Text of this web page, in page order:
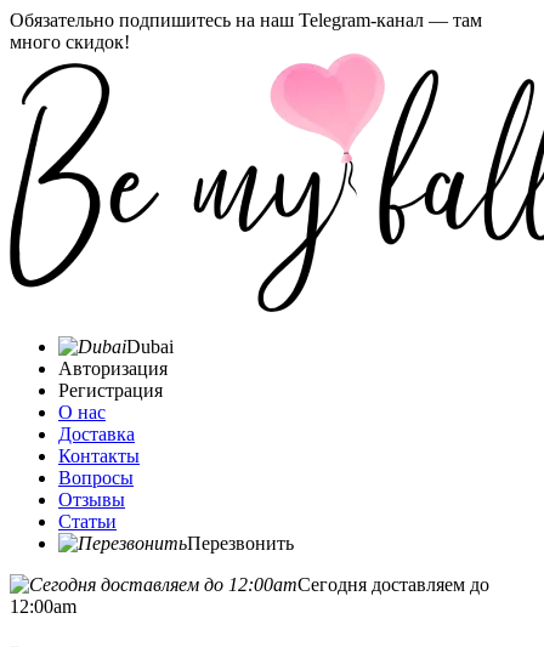
Обязательно подпишитесь на наш Telegram-канал — там
много скидок!
Dubai
Авторизация
Регистрация
О нас
Доставка
Контакты
Вопросы
Отзывы
Статьи
Перезвонить
Сегодня доставляем до
12:00am